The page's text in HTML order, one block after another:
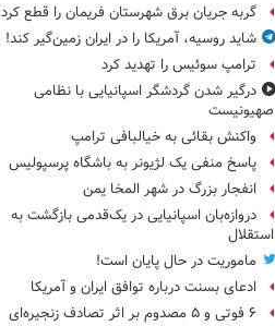
گربه جریان برق شهرستان فریمان را قطع کرد
شاید روسیه، آمریکا را در ایران زمین‌گیر کند!
ترامپ سوئیس را تهدید کرد
درگیر شدن گردشگر اسپانیایی با نظامی
صهیونیست
واکنش بقائی به خیالبافی ترامپ
پاسخ منفی یک لژیونر به باشگاه پرسپولیس
انفجار بزرگ در شهر المخا یمن
دروازه‌بان اسپانیایی در یک‌قدمی بازگشت به
استقلال
ماموریت در حال پایان است!
ادعای بسنت درباره توافق ایران و آمریکا
۶ فوتی و ۵ مصدوم بر اثر تصادف زنجیره‌ای